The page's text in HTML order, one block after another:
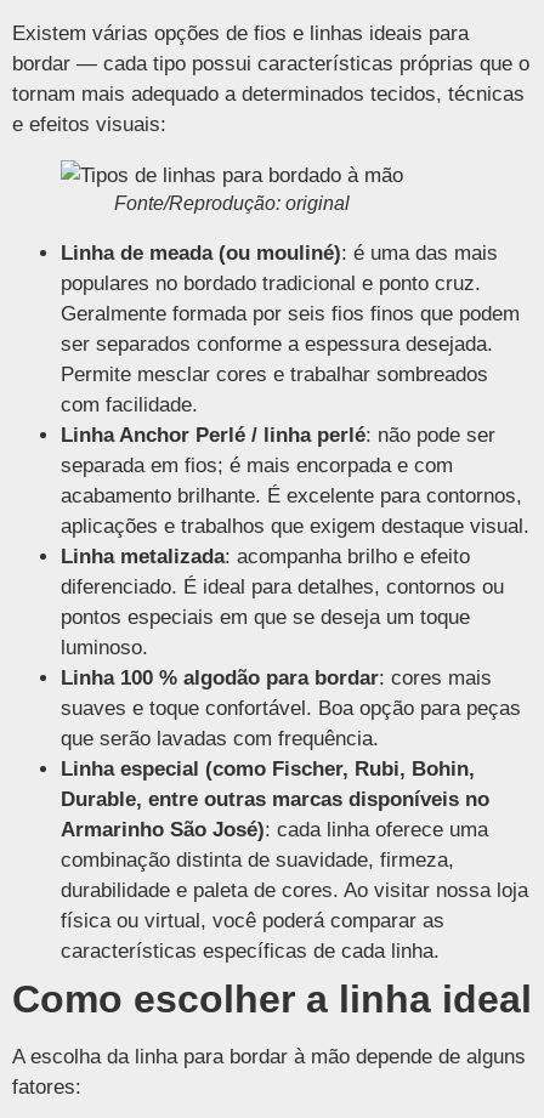
Existem várias opções de fios e linhas ideais para
bordar — cada tipo possui características próprias que o
tornam mais adequado a determinados tecidos, técnicas
e efeitos visuais:
Fonte/Reprodução: original
Linha de meada (ou mouliné): é uma das mais
populares no bordado tradicional e ponto cruz.
Geralmente formada por seis fios finos que podem
ser separados conforme a espessura desejada.
Permite mesclar cores e trabalhar sombreados
com facilidade.
Linha Anchor Perlé / linha perlé: não pode ser
separada em fios; é mais encorpada e com
acabamento brilhante. É excelente para contornos,
aplicações e trabalhos que exigem destaque visual.
Linha metalizada: acompanha brilho e efeito
diferenciado. É ideal para detalhes, contornos ou
pontos especiais em que se deseja um toque
luminoso.
Linha 100 % algodão para bordar: cores mais
suaves e toque confortável. Boa opção para peças
que serão lavadas com frequência.
Linha especial (como Fischer, Rubi, Bohin,
Durable, entre outras marcas disponíveis no
Armarinho São José): cada linha oferece uma
combinação distinta de suavidade, firmeza,
durabilidade e paleta de cores. Ao visitar nossa loja
física ou virtual, você poderá comparar as
características específicas de cada linha.
Como escolher a linha ideal
A escolha da linha para bordar à mão depende de alguns
fatores: